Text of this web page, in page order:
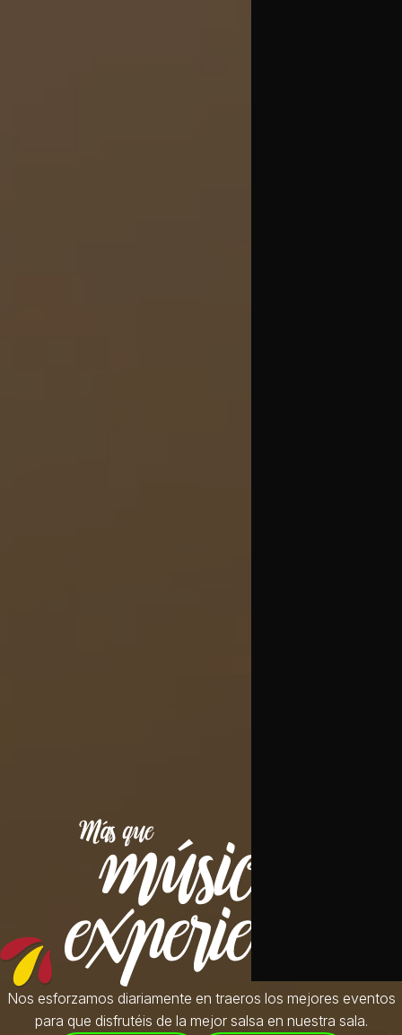
Nos esforzamos diariamente en traeros los mejores eventos
para que disfrutéis de la mejor salsa en nuestra sala.